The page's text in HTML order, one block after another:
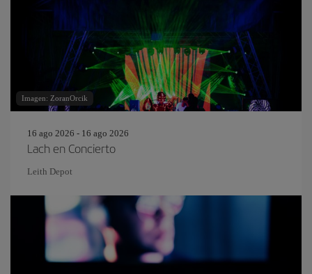
Imagen: ZoranOrcik
16 ago 2026 - 16 ago 2026
Lach en Concierto
Leith Depot